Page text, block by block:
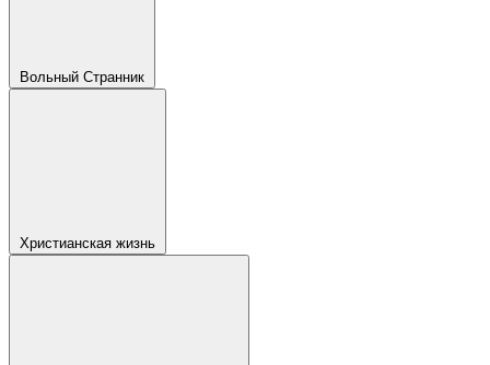
Вольный Странник
Христианская жизнь